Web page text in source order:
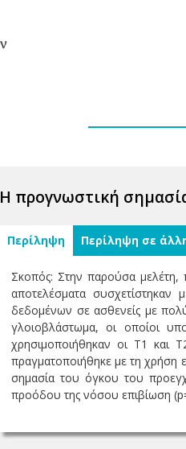
Η προγνωστική
Περίληψη Περίληψη σε
Σκοπός: Στην παρούσα μελέτη,
αποτελέσματα
δεδομένων σε ασθενείς με
γλοιοβλάστωμα, οι οποίοι
χρησιμοποιήθηκαν οι Τ1 και
πραγματοποιήθηκε με τη χρήση
σημασία του όγκου του
προόδου της νόσου επιβίωση